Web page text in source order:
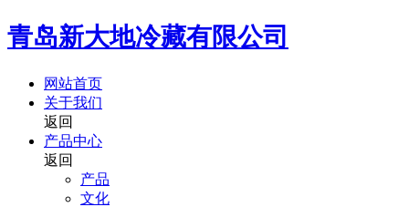
青岛新大地冷藏有限公司
网站首页
关于我们
返回
产品中心
返回
产品
文化